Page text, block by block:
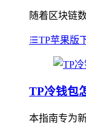
随着区块链
TP苹果版
TP冷钱包
本指南专为